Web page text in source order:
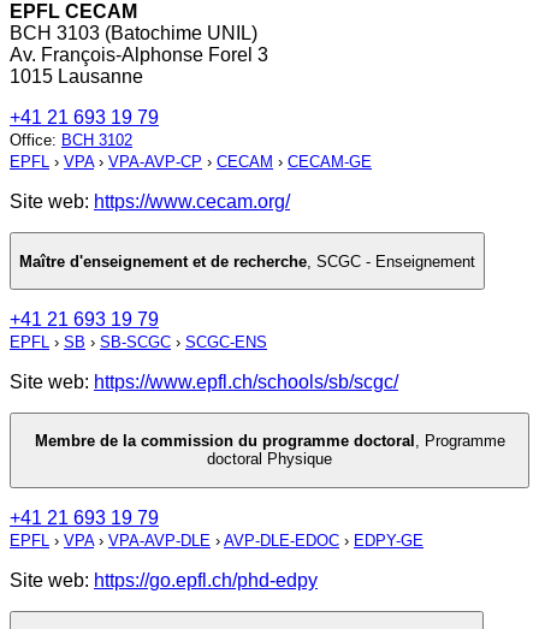
EPFL CECAM
BCH 3103 (Batochime UNIL)
Av. François-Alphonse Forel 3
1015 Lausanne
+41 21 693 19 79
Office: BCH 3102
EPFL › VPA› VPA-AVP-CP › CECAM › CECAM-GE
Site web: https://www.cecam.org/
Maître d'enseignement et de recherche SCGC - Enseignement
+41 21 693 19 79
EPFL › SB › SB-SCGC › SCGC-ENS
Site web: https://www.epfl.ch/schools/sb/scgc/
Membre de la commission du programme doctoral , Programme
doctoral Physique
+41 21 693 19 79
EPFL › VPA› VPA-AVP-DLE › AVP-DLE-EDOC › EDPY-GE
Site web: https://go.epfl.ch/phd-edpy